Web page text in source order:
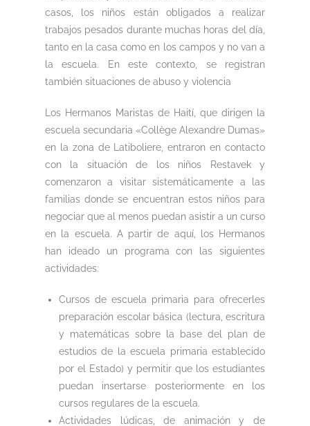
casos, los niños están obligados a realizar
trabajos pesados durante muchas horas del día,
tanto en la casa como en los campos y no van a
la escuela. En este contexto, se registran
también situaciones de abuso y violencia
Los Hermanos Maristas de Haití, que dirigen la
escuela secundaria «Collège Alexandre Dumas»
en la zona de Latiboliere, entraron en contacto
con la situación de los niños Restavek y
comenzaron a visitar sistemáticamente a las
familias donde se encuentran estos niños para
negociar que al menos puedan asistir a un curso
en la escuela. A partir de aquí, los Hermanos
han ideado un programa con las siguientes
actividades:
Cursos de escuela primaria para ofrecerles
preparación escolar básica (lectura, escritura
y matemáticas sobre la base del plan de
estudios de la escuela primaria establecido
por el Estado) y permitir que los estudiantes
puedan insertarse posteriormente en los
cursos regulares de la escuela.
Actividades lúdicas, de animación y de